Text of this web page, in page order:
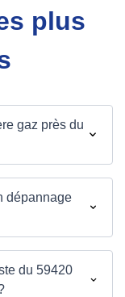
plus
gaz près du
dépannage
du 59420